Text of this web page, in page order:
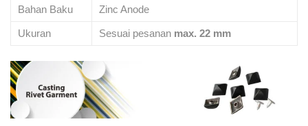
Bahan Baku Zinc Anode
Ukuran Sesuai pesanan max. 22 mm